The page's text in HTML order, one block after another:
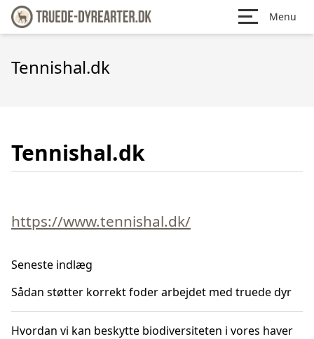
Menu
Tennishal.dk
Tennishal.dk
https://www.tennishal.dk/
Seneste indlæg
Sådan støtter korrekt foder arbejdet med truede dyr
Hvordan vi kan beskytte biodiversiteten i vores haver